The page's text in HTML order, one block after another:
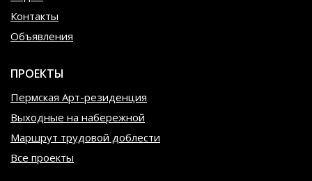
Контакты
Объявления
ПРОЕКТЫ
Пермская Арт-резиденция
Выходные на набережной
Маршрут трудовой доблести
Все проекты